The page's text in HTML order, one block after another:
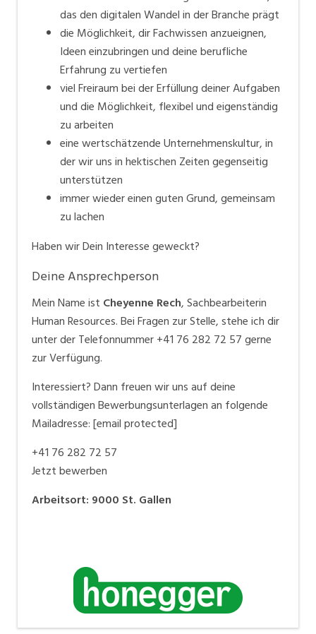
das den digitalen Wandel in der Branche prägt
die Möglichkeit, dir Fachwissen anzueignen,
Ideen einzubringen und deine berufliche
Erfahrung zu vertiefen
viel Freiraum bei der Erfüllung deiner Aufgaben
und die Möglichkeit, flexibel und eigenständig
zu arbeiten
eine wertschätzende Unternehmenskultur, in
der wir uns in hektischen Zeiten gegenseitig
unterstützen
immer wieder einen guten Grund, gemeinsam
zu lachen
Haben wir Dein Interesse geweckt?
Deine Ansprechperson
Mein Name ist Cheyenne Rech, Sachbearbeiterin
Human Resources. Bei Fragen zur Stelle, stehe ich dir
unter der Telefonnummer +41 76 282 72 57 gerne
zur Verfügung.
Interessiert? Dann freuen wir uns auf deine
vollständigen Bewerbungsunterlagen an folgende
Mailadresse:[email protected]
+41 76 282 72 57
Jetzt bewerben
Arbeitsort: 9000 St. Gallen